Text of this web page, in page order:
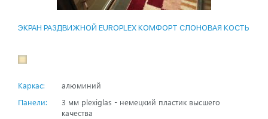
ЭКРАН РАЗДВИЖНОЙ EUROPLEX КОМФОРТ СЛОНОВАЯ КОСТЬ
Каркас:
алюминий
Панели:
3 мм plexiglas - немецкий пластик высшего
качества